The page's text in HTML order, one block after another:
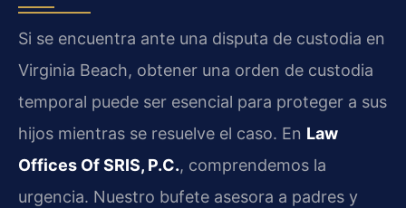
Si se encuentra ante una disputa de custodia en
Virginia Beach, obtener una orden de custodia
temporal puede ser esencial para proteger a sus
hijos mientras se resuelve el caso. En Law
Offices Of SRIS, P.C., comprendemos la
urgencia. Nuestro bufete asesora a padres y